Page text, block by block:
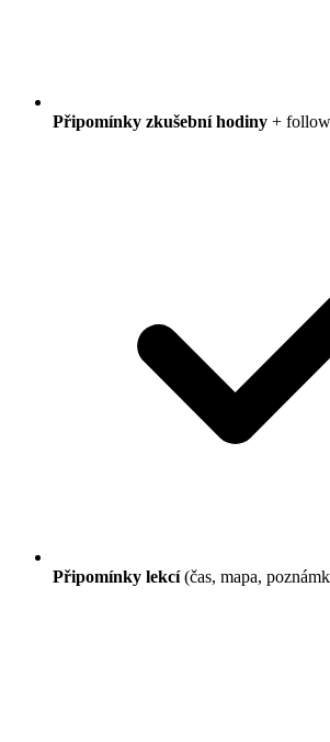
Připomínky zkušební hodiny +
Připomínky lekcí(čas, mapa,